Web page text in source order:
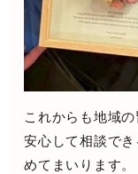
これからも地域
安心して相談で
めてまいります。